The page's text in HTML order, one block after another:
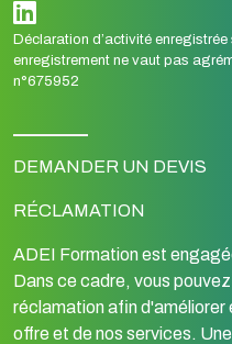
Déclaration d’activité
enregistrement ne vaut pas
n°675952
DEMANDER UN DEVIS
RÉCLAMATION
ADEI Formation est
Dans ce cadre, vous
réclamation afin d'améliorer
offre et de nos services.